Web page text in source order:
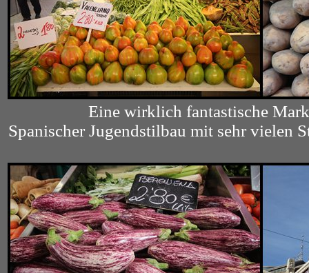
Eine wirklich fantastische
Spanischer Jugendstilbau mit sehr vielen